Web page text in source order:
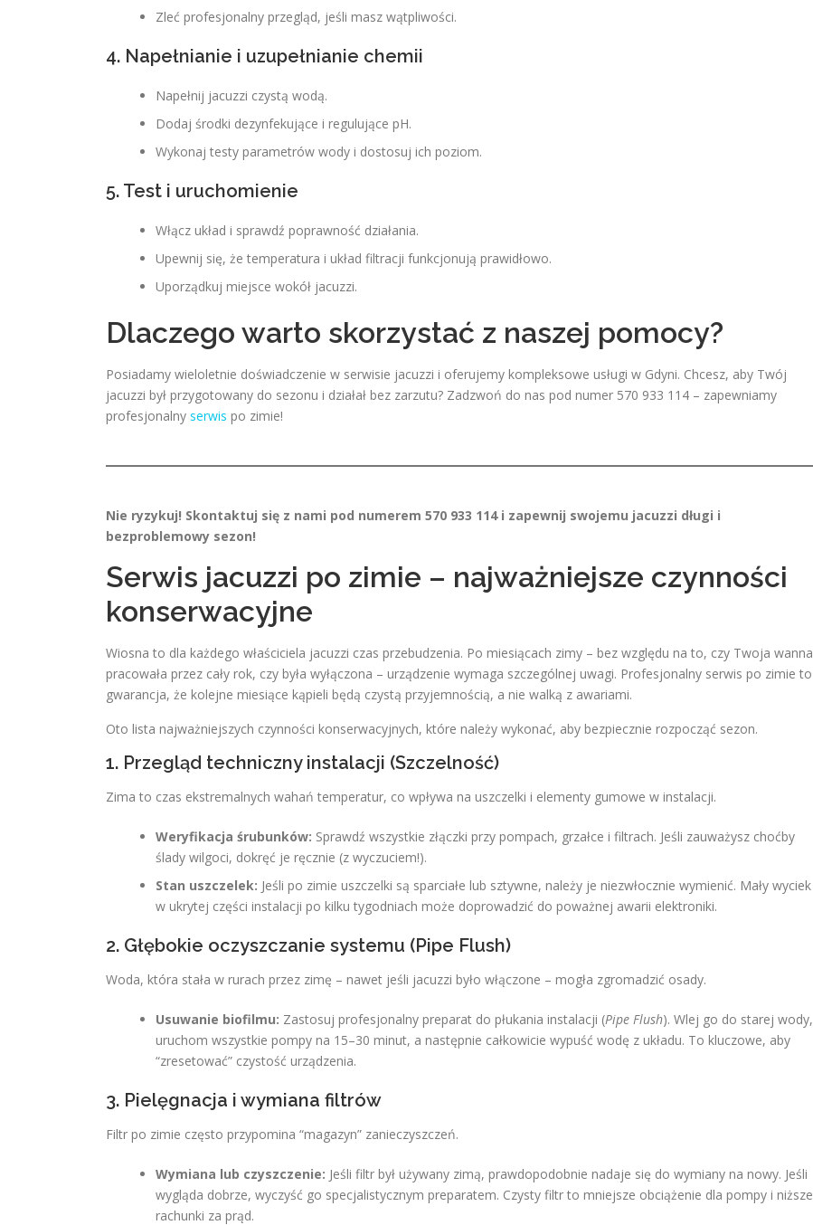
Zleć profesjonalny przegląd, jeśli masz wątpliwości.
4. Napełnianie i uzupełnianie chemii
Napełnij jacuzzi czystą wodą.
Dodaj środki dezynfekujące i regulujące pH.
Wykonaj testy parametrów wody i dostosuj ich poziom.
5. Test i uruchomienie
Włącz układ i sprawdź poprawność działania.
Upewnij się, że temperatura i układ filtracji funkcjonują prawidłowo.
Uporządkuj miejsce wokół jacuzzi.
Dlaczego warto skorzystać z naszej pomocy?
Posiadamy wieloletnie doświadczenie w serwisie jacuzzi i oferujemy kompleksowe usługi w Gdyni. Chcesz, aby Twój
jacuzzi był przygotowany do sezonu i działał bez zarzutu? Zadzwoń do nas pod numer 570 933 114 – zapewniamy
profesjonalny serwis po zimie!
Nie ryzykuj! Skontaktuj się z nami pod numerem 570 933 114 i zapewnij swojemu jacuzzi długi i
bezproblemowy sezon!
Serwis jacuzzi po zimie – najważniejsze czynności
konserwacyjne
Wiosna to dla każdego właściciela jacuzzi czas przebudzenia. Po miesiącach zimy – bez względu na to, czy Twoja wanna
pracowała przez cały rok, czy była wyłączona – urządzenie wymaga szczególnej uwagi. Profesjonalny serwis po zimie to
gwarancja, że kolejne miesiące kąpieli będą czystą przyjemnością, a nie walką z awariami.
Oto lista najważniejszych czynności konserwacyjnych, które należy wykonać, aby bezpiecznie rozpocząć sezon.
1. Przegląd techniczny instalacji (Szczelność)
Zima to czas ekstremalnych wahań temperatur, co wpływa na uszczelki i elementy gumowe w instalacji.
Weryfikacja śrubunków: Sprawdź wszystkie złączki przy pompach, grzałce i filtrach. Jeśli zauważysz choćby
ślady wilgoci, dokręć je ręcznie (z wyczuciem!).
Stan uszczelek: Jeśli po zimie uszczelki są sparciałe lub sztywne, należy je niezwłocznie wymienić. Mały wyciek
w ukrytej części instalacji po kilku tygodniach może doprowadzić do poważnej awarii elektroniki.
2. Głębokie oczyszczanie systemu (Pipe Flush)
Woda, która stała w rurach przez zimę – nawet jeśli jacuzzi było włączone – mogła zgromadzić osady.
Usuwanie biofilmu: Zastosuj profesjonalny preparat do płukania instalacji (Pipe Flush). Wlej go do starej wody,
uruchom wszystkie pompy na 15–30 minut, a następnie całkowicie wypuść wodę z układu. To kluczowe, aby
“zresetować” czystość urządzenia.
3. Pielęgnacja i wymiana filtrów
Filtr po zimie często przypomina “magazyn” zanieczyszczeń.
Wymiana lub czyszczenie: Jeśli filtr był używany zimą, prawdopodobnie nadaje się do wymiany na nowy. Jeśli
wygląda dobrze, wyczyść go specjalistycznym preparatem. Czysty filtr to mniejsze obciążenie dla pompy i niższe
rachunki za prąd.